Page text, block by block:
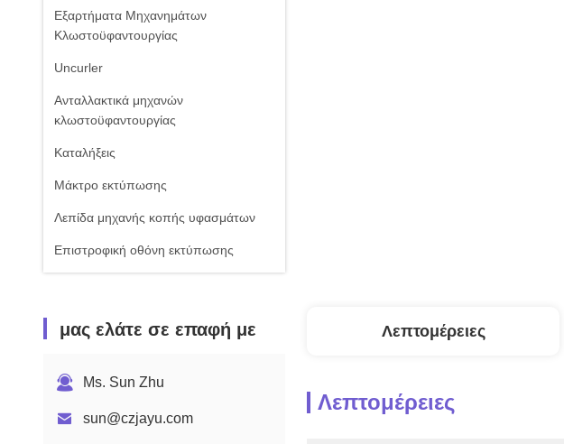
Εξαρτήματα Μηχανημάτων
Κλωστοϋφαντουργίας
Uncurler
Ανταλλακτικά μηχανών
κλωστοϋφαντουργίας
Καταλήξεις
Μάκτρο εκτύπωσης
Λεπίδα μηχανής κοπής υφασμάτων
Επιστροφική οθόνη εκτύπωσης
μας ελάτε σε επαφή με
Ms. Sun Zhu
sun@czjayu.com
Λεπτομέρειες
Λεπτομέρειες